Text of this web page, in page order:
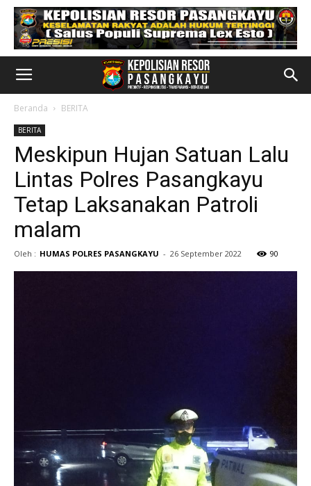
Beranda BERITA
BERITA
Meskipun Hujan Satuan Lalu
Lintas Polres Pasangkayu
Tetap Laksanakan Patroli
malam
Oleh : HUMAS POLRES PASANGKAYU - 26 September 2022 90